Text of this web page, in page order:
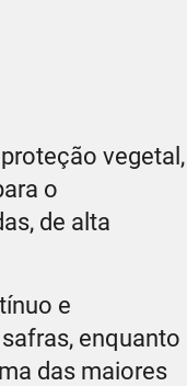
vegetal,
o
de alta
e
enquanto
das maiores